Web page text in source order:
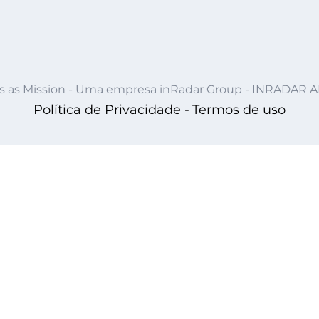
as Mission - Uma empresa inRadar Group - INRADAR
Política de Privacidade - Termos de uso